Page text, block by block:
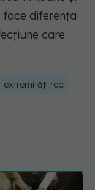
diferența
care
extremități reci